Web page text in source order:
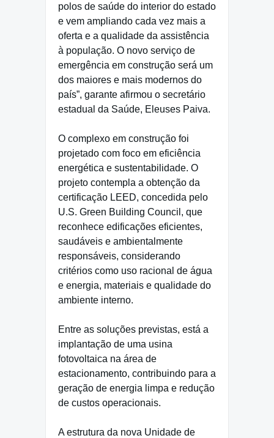
polos de saúde do interior do estado
e vem ampliando cada vez mais a
oferta e a qualidade da assistência
à população. O novo serviço de
emergência em construção será um
dos maiores e mais modernos do
país”, garante afirmou o secretário
estadual da Saúde, Eleuses Paiva.
O complexo em construção foi
projetado com foco em eficiência
energética e sustentabilidade. O
projeto contempla a obtenção da
certificação LEED, concedida pelo
U.S. Green Building Council, que
reconhece edificações eficientes,
saudáveis e ambientalmente
responsáveis, considerando
critérios como uso racional de água
e energia, materiais e qualidade do
ambiente interno.
Entre as soluções previstas, está a
implantação de uma usina
fotovoltaica na área de
estacionamento, contribuindo para a
geração de energia limpa e redução
de custos operacionais.
A estrutura da nova Unidade de